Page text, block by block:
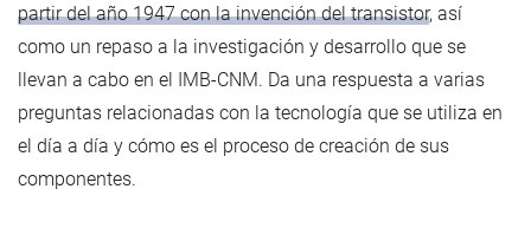
partir del año 1947 con la invención del transistor, así
como un repaso a la investigación y desarrollo que se
llevan a cabo en el IMB-CNM. Da una respuesta a varias
preguntas relacionadas con la tecnología que se utiliza en
el día a día y cómo es el proceso de creación de sus
componentes.